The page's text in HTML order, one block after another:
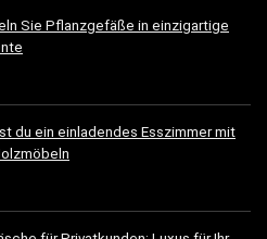
Sie Pflanzgefäße in einzigartige
du ein einladendes Esszimmer mit